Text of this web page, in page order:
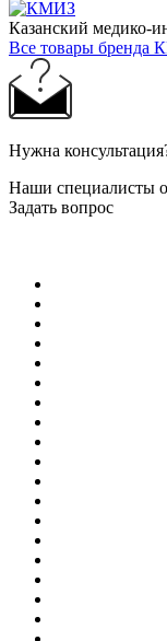
Казанский медико-
Все товары бренда
Нужна
Наши специалисты
Задать вопрос